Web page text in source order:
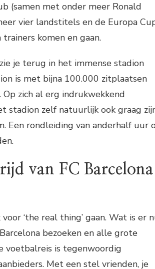
(samen met onder meer Ronald
vier landstitels en de Europa
komen en gaan.
je terug in het immense stadion
is met bijna 100.000 zitplaatsen
zich al erg indrukwekkend
stadion zelf natuurlijk ook graag
Een rondleiding van anderhalf uur
van FC Barcelona
‘the real thing’ gaan. Wat is er
bezoeken en alle grote
voetbalreis is tegenwoordig
Met een stel vrienden, je